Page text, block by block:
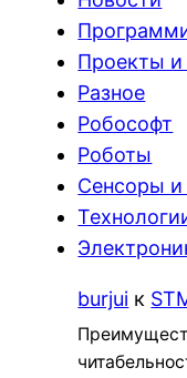
Проекты и
Разное
Робософт
Роботы
Сенсоры и
burjui к